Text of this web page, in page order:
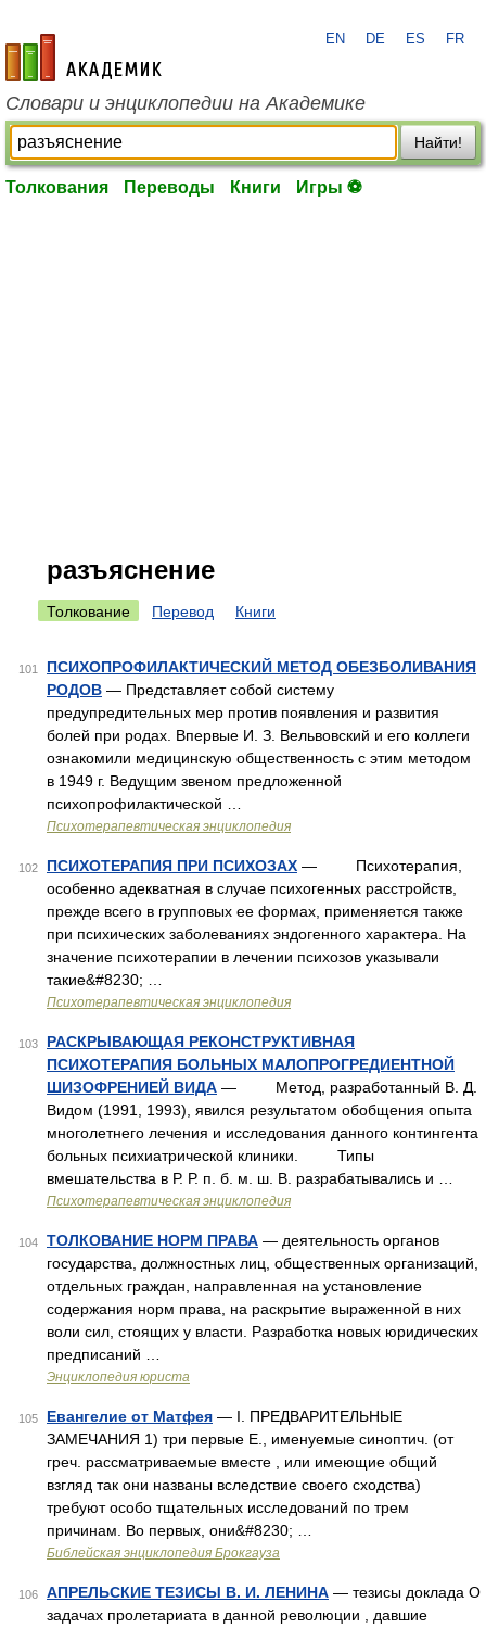
academic.ru
EN DE ES FR
Словари и энциклопедии на Академике
Найти!
Толкования Переводы Книги Игры ⚽
разъяснение
Толкование Перевод Книги
101
ПСИХОПРОФИЛАКТИЧЕСКИЙ МЕТОД ОБЕЗБОЛИВАНИЯ
РОДОВ — Представляет собой систему
предупредительных мер против появления и развития
болей при родах. Впервые И. З. Вельвовский и его коллеги
ознакомили медицинскую общественность с этим методом
в 1949 г. Ведущим звеном предложенной
психопрофилактической …
Психотерапевтическая энциклопедия
102 ПСИХОТЕРАПИЯ ПРИ ПСИХОЗАХ — Психотерапия,
особенно адекватная в случае психогенных расстройств,
прежде всего в групповых ее формах, применяется также
при психических заболеваниях эндогенного характера. На
значение психотерапии в лечении психозов указывали
такие&#8230; …
Психотерапевтическая энциклопедия
103
РАСКРЫВАЮЩАЯ РЕКОНСТРУКТИВНАЯ
ПСИХОТЕРАПИЯ БОЛЬНЫХ МАЛОПРОГРЕДИЕНТНОЙ
ШИЗОФРЕНИЕЙ ВИДА — Метод, разработанный В. Д.
Видом (1991, 1993), явился результатом обобщения опыта
многолетнего лечения и исследования данного контингента
больных психиатрической клиники. Типы
вмешательства в Р. Р. п. б. м. ш. В. разрабатывались и …
Психотерапевтическая энциклопедия
104 ТОЛКОВАНИЕ НОРМ ПРАВА — деятельность органов
государства, должностных лиц, общественных организаций,
отдельных граждан, направленная на установление
содержания норм права, на раскрытие выраженной в них
воли сил, стоящих у власти. Разработка новых юридических
предписаний …
Энциклопедия юриста
105 Евангелие от Матфея — I. ПРЕДВАРИТЕЛЬНЫЕ
ЗАМЕЧАНИЯ 1) три первые Е., именуемые синоптич. (от
греч. рассматриваемые вместе , или имеющие общий
взгляд так они названы вследствие своего сходства)
требуют особо тщательных исследований по трем
причинам. Во первых, они&#8230; …
Библейская энциклопедия Брокгауза
106 АПРЕЛЬСКИЕ ТЕЗИСЫ В. И. ЛЕНИНА — тезисы доклада О
задачах пролетариата в данной революции , давшие